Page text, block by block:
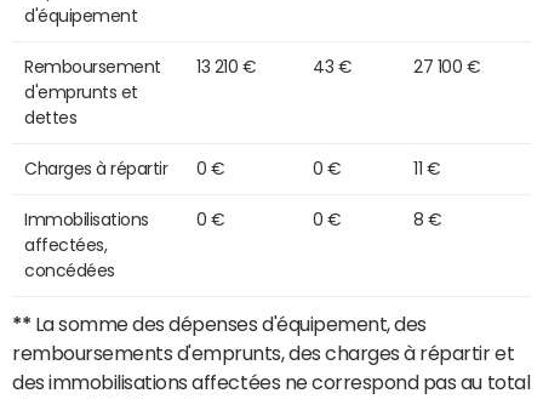
d'équipement
Remboursement
d'emprunts et
dettes
13 210 € 43 € 27 100 €
Charges à répartir 0 € 0 € 11 €
Immobilisations
affectées,
concédées
0 € 0 € 8 €
** La somme des dépenses d'équipement, des
remboursements d'emprunts, des charges à répartir et
des immobilisations affectées ne correspond pas au total